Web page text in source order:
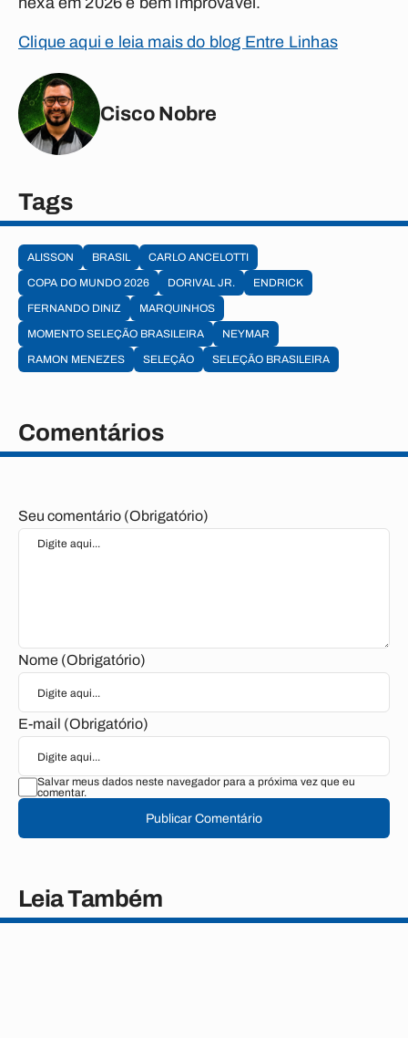
Clique aqui e leia mais do blog Entre Linhas
Cisco Nobre
Tags
ALISSON BRASIL
CARLO ANCELOTTI
COPA DO MUNDO 2026
DORIVAL JR.
ENDRICK
FERNANDO DINIZ
MARQUINHOS
MOMENTO SELEÇÃO BRASILEIRA
NEYMAR
RAMON MENEZES
SELEÇÃO SELEÇÃO BRASILEIRA
Comentários
Seu comentário (Obrigatório)
Nome (Obrigatório)
E-mail (Obrigatório)
Salvar meus dados neste navegador para a próxima vez que eu
comentar.
Publicar Comentário
Leia Também